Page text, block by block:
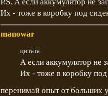
Их - тоже в коробку под
manowar
цитата:
А если аккумулятор не
Их - тоже в коробку под
перенимай опыт от больших